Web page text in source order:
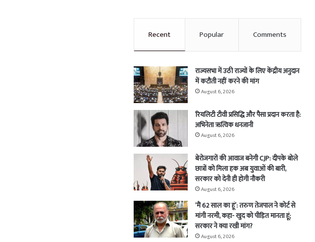
Recent Popular Comments
राज्यसभा में उठी राज्यों के लिए केंद्रीय अनुदान
में कटौती नहीं करने की मांग
August 6, 2026
रियलिटी टीवी प्रसिद्धि और पैसा प्रदान करता है:
अभिनेता ऋत्विक धनजानी
August 6, 2026
बेरोजगारों की आवाज बनेगी CJP: दीपके बोले
छात्रों को मिला हक अब युवाओं की बारी,
सरकार को देनी ही होगी नौकरी
August 6, 2026
‘मैं 62 साल का हूं’: तरुण तेजपाल ने कोर्ट से
मांगी नरमी, कहा- खुद को पीड़ित मानता हूं;
सरकार ने क्या रखी मांग?
August 6, 2026